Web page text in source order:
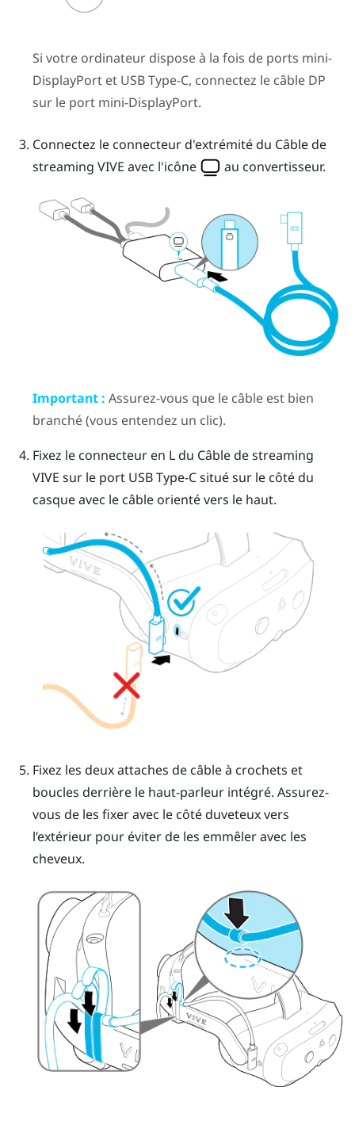
Si votre ordinateur dispose à la fois de ports mini-
DisplayPortet USB Type-C, connectez le câble DP
sur le port mini-DisplayPort.
Connectez le connecteur d'extrémité du Câble de
streaming VIVE avec l'icône au convertisseur.
Important : Assurez-vous que le câble est bien
branché (vous entendez un clic).
Fixez le connecteur en L du Câble de streaming
VIVE sur le port USB Type-Csitué sur le côté du
casque avec le câble orienté vers le haut.
Fixez les deux attaches de câble à crochets et
boucles derrière le haut-parleur intégré. Assurez-
vous de les fixer avec le côté duveteux vers
l’extérieur pour éviter de les emmêler avec les
cheveux.